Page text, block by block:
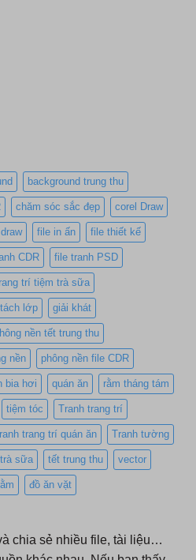
background trung thu
chăm sóc sắc đẹp corel Draw
file in ấn file thiết kế
CDR file tranh PSD
trí tiệm trà sữa
lớp giải khát
nền tết trung thu
nền phông nền file CDR
bia hơi quán ăn rằm tháng tám
tiệm tóc Tranh trang trí
trang trí quán ăn Tranh tường
trà sữa tết trung thu vector
đồ ăn vặt
chia sẻ nhiều file, tài liệu…